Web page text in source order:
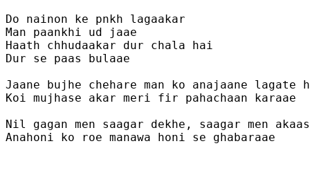
Do nainon ke pnkh lagaakar
Man paankhi ud jaae
Haath chhudaakar dur chala hai
Dur se paas bulaae
Jaane bujhe chehare man ko anajaane lagate
Koi mujhase akar meri fir pahachaan karaae
Nil gagan men saagar dekhe, saagar men
Anahoni ko roe manawa honi se ghabaraae